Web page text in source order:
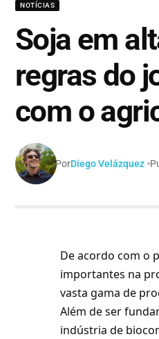
NOTÍCIAS
Soja em
regras do
com o
PorDiego Velázquez
De acordo com o
importantes na
vasta gama de
Além de ser
indústria de